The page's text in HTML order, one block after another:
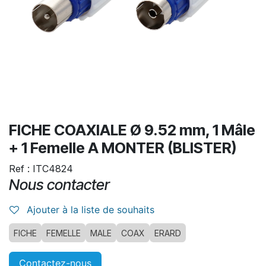
FICHE COAXIALE Ø 9.52 mm, 1 Mâle
+ 1 Femelle A MONTER (BLISTER)
Ref : ITC4824
Nous contacter
Ajouter à la liste de souhaits
FICHE FEMELLE MALE COAX ERARD
Contactez-nous